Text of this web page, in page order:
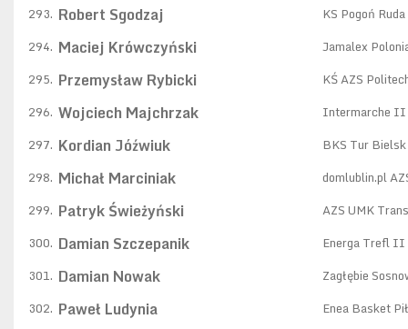
293. Robert Sgodzaj
KS Pogoń
294. Maciej Krówczyński
Jamalex
295. Przemysław Rybicki
KŚ AZS
296. Wojciech Majchrzak
Intermarche II
297. Kordian Jóźwiuk
BKS Tur
298. Michał Marciniak
domlublin.pl
299. Patryk Świeżyński
AZS UMK
300. Damian Szczepanik
Energa Trefl II
301. Damian Nowak
Zagłębie
302. Paweł Ludynia
Enea Basket